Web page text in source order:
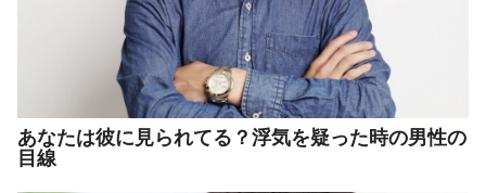
あなたは彼に見られてる？浮気を疑った時の男性の
目線